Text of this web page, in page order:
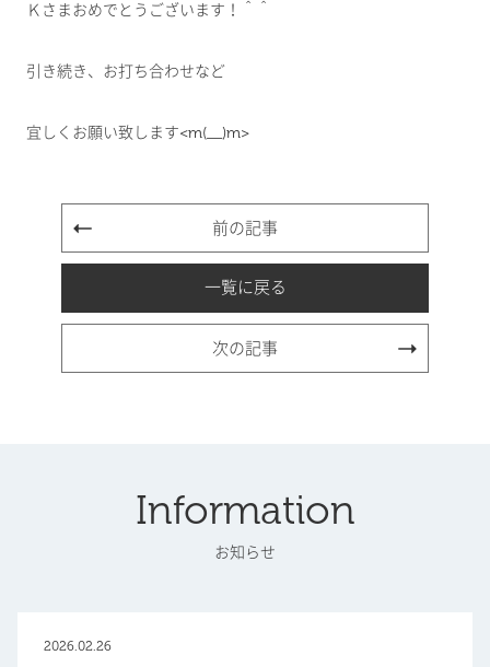
Ｋさまおめでとうございます！＾＾
引き続き、お打ち合わせなど
宜しくお願い致します<m(__)m>
前の記事
一覧に戻る
次の記事
Information
お知らせ
2026.02.26